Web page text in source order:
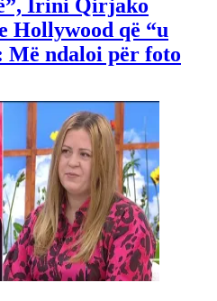
Irini Qirjako
Hollywood që “u
Më ndaloi për foto